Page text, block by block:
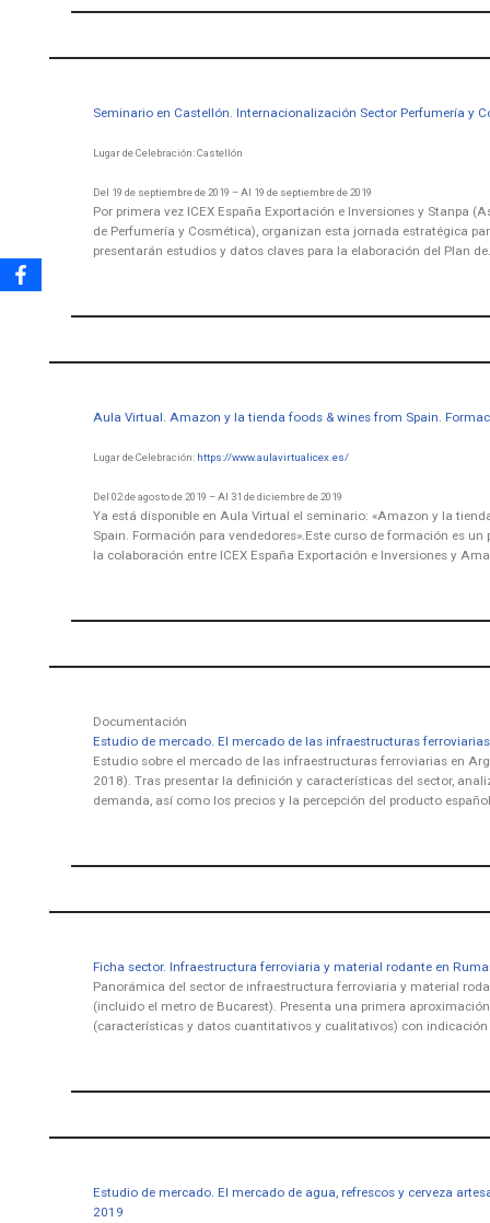
Seminario en Castellón. Internacionalización Sector Perfumería y
Lugar de Celebración: Castellón
Del 19 de septiembre de 2019 – Al 19 de septiembre de 2019
Por primera vez ICEX España Exportación e Inversiones y Stanpa
de Perfumería y Cosmética), organizan esta jornada estratégica
presentarán estudios y datos claves para la elaboración del Plan
Aula Virtual. Amazon y la tienda foods & wines from Spain.
Lugar de Celebración: https://www.aulavirtualicex.es/
Del 02 de agosto de 2019 – Al 31 de diciembre de 2019
Ya está disponible en Aula Virtual el seminario: «Amazon y la
Spain. Formación para vendedores».Este curso de formación es un
la colaboración entre ICEX España Exportación e Inversiones y
Documentación
Estudio de mercado. El mercado de las infraestructuras
Estudio sobre el mercado de las infraestructuras ferroviarias en
2018). Tras presentar la definición y características del sector,
demanda, así como los precios y la percepción del producto
Ficha sector. Infraestructura ferroviaria y material rodante en
Panorámica del sector de infraestructura ferroviaria y material
(incluido el metro de Bucarest). Presenta una primera
(características y datos cuantitativos y cualitativos) con
Estudio de mercado. El mercado de agua, refrescos y cerveza
2019